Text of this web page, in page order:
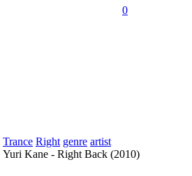
0
Trance Right genre artist